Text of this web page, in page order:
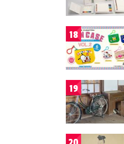
18
19